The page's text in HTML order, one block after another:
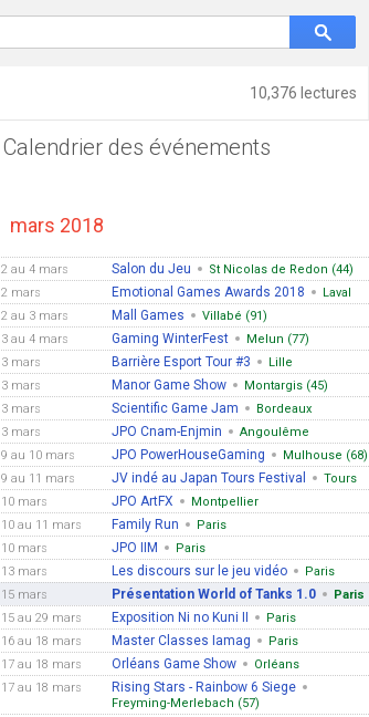
10,376 lectures
Calendrier des événements
mars 2018
2 au 4 mars Salon du Jeu
St Nicolas de Redon (44)
2 mars
Emotional Games Awards 2018
Laval
2 au 3 mars
Mall Games
Villabé (91)
3 au 4 mars
Gaming WinterFest
Melun (77)
3 mars
Barrière Esport Tour #3
Lille
3 mars
Manor Game Show
Montargis (45)
3 mars
Scientific Game Jam
Bordeaux
3 mars
JPO Cnam-Enjmin
Angoulême
9 au 10 mars
JPO PowerHouseGaming
Mulhouse (68)
9 au 11 mars
JV indé au Japan Tours Festival
Tours
10 mars
JPO ArtFX
Montpellier
10 au 11 mars
Family Run
Paris
10 mars
JPO IIM
Paris
13 mars
Les discours sur le jeu vidéo
Paris
15 mars
Présentation World of Tanks 1.0
Paris
15 au 29 mars
Exposition Ni no Kuni II
Paris
16 au 18 mars
Master Classes Iamag
Paris
17 au 18 mars
Orléans Game Show
Orléans
17 au 18 mars
Rising Stars - Rainbow 6 Siege
Freyming-Merlebach (57)